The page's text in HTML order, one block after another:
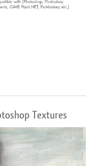
Textures